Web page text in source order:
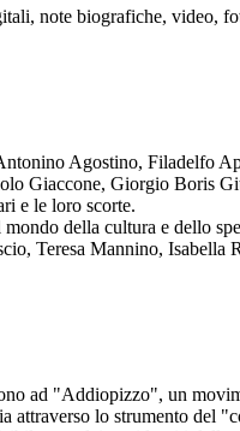
note biografiche, video,
Agostino,
Giaccone, Giorgio Boris
e le loro scorte.
della cultura e dello
Teresa Mannino, Isabella
ad "Addiopizzo", un
attraverso lo strumento del